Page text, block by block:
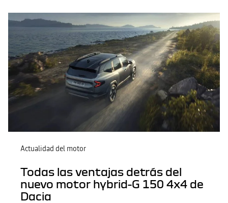
Actualidad del motor
Todas las ventajas detrás del
nuevo motor hybrid-G 150 4x4 de
Dacia